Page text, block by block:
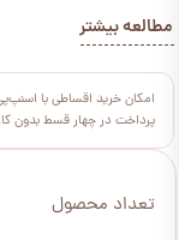
تعداد محصول
مطالعه بیشتر
امکان خرید اقساطی با
پرداخت در چهار قسط بدون